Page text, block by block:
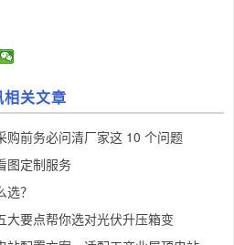
关文章
购前务必问清厂家这 10 个问题
图定制服务
？
大要点帮你选对光伏升压箱变